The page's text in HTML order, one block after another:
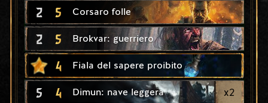
2 5 Corsaro folle
2 5 Brokvar: guerriero
4 Fiala del sapere proibito
5 4 Dimun: nave leggera x2